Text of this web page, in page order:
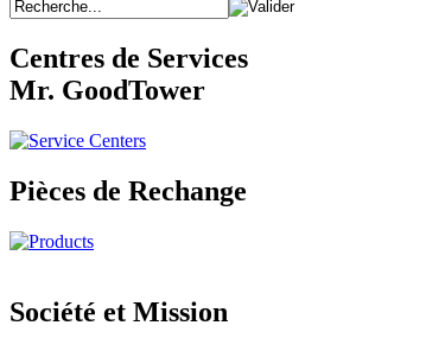
Centres de Services
Mr. GoodTower
Pièces de Rechange
Société et Mission